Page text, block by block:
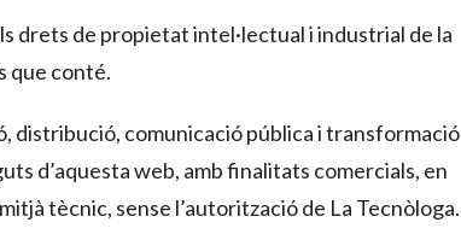
drets de propietat intel·lectual i industrial de la
que conté.
distribució, comunicació pública i transformació
d’aquesta web, amb finalitats comercials, en
tècnic, sense l’autorització de La Tecnòloga.